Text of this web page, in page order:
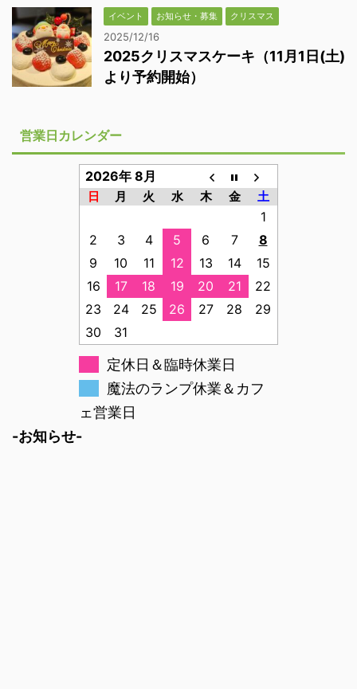
イベント お知らせ・募集 クリスマス
2025/12/16
2025クリスマスケーキ（11月1日(土)
より予約開始）
営業日カレンダー
2026年 8月
日 月 火 水 木 金 土
1
2
3 4 5 6 7
8
9
10 11 12 13 14
15
16
17 18 19 20 21
22
23
24 25 26 27 28
29
30
31
定休日＆臨時休業日
魔法のランプ休業＆カフ
ェ営業日
-お知らせ-